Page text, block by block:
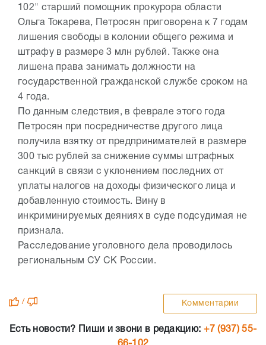
102" старший помощник прокурора области
Ольга Токарева, Петросян приговорена к 7 годам
лишения свободы в колонии общего режима и
штрафу в размере 3 млн рублей. Также она
лишена права занимать должности на
государственной гражданской службе сроком на
4 года.
По данным следствия, в феврале этого года
Петросян при посредничестве другого лица
получила взятку от предпринимателей в размере
300 тыс рублей за снижение суммы штрафных
санкций в связи с уклонением последних от
уплаты налогов на доходы физического лица и
добавленную стоимость. Вину в
инкриминируемых деяниях в суде подсудимая не
признала.
Расследование уголовного дела проводилось
региональным СУ СК России.
/ Комментарии
Есть новости? Пиши и звони в редакцию: +7 (937) 55-